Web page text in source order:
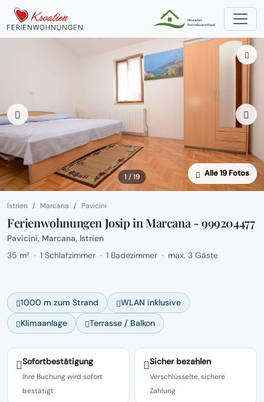
1 / 19 Alle 19 Fotos
Istrien Marcana Pavicini
Ferienwohnungen Josip in Marcana - 999204477
Pavicini, Marcana, Istrien
35 m² · 1 Schlafzimmer · 1 Badezimmer · max. 3 Gäste
1000 m zum Strand
WLAN inklusive
Klimaanlage
Terrasse / Balkon
Sofortbestätigung
Ihre Buchung wird sofort
bestätigt
Sicher bezahlen
Verschlüsselte, sichere
Zahlung